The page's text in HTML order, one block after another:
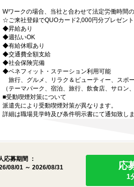
Wワークの場合、当社と合わせて法定労働時間
☆ご来社登録でQUOカード2,000円分プレゼント
◆昇給あり
◆週払いOK
◆有給休暇あり
◆交通費全額支給
◆社会保険完備
◆ベネフィット・ステーション利用可能
旅行、グルメ、リラク＆ビューティー、スポ
（テーマパーク、宿泊、旅行、飲食店、サロン
■受動喫煙対策について
派遣先により受動喫煙対策が異なります。
詳細は職場見学時及び条件明示書にて通知致しま
応募期間 ：
08/01 ～ 2026/08/31
応
1